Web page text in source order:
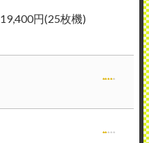
19,400円(25枚機)